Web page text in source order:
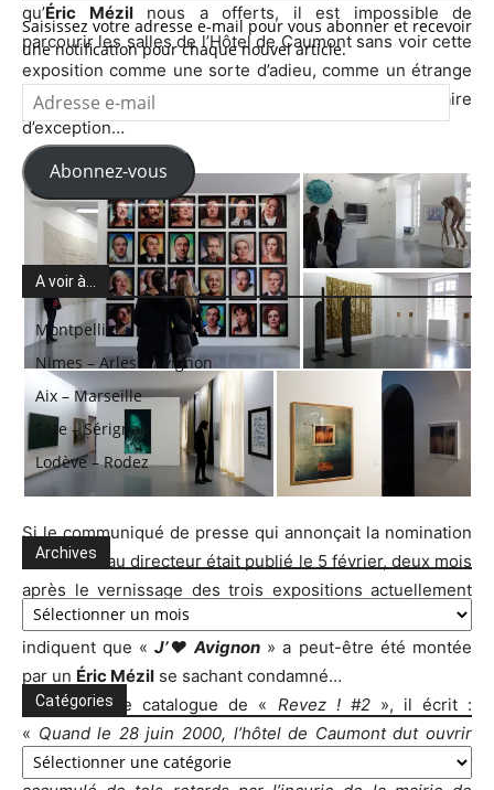
qu’Éric Mézilnous a offerts, il est impossible de
parcourir les salles de l’Hôtel de Caumont sans voir cette
exposition comme une sorte d’adieu, comme un étrange
« testament » de ce directeur et commissaire
d’exception…
Si le communiqué de presse qui annonçait la nomination
d’un nouveau directeur était publié le 5 février, deux mois
après le vernissage des trois expositions actuellement
présentées à laCollection Lambert
, plusieurs indices
indiquent que « J’♥ Avignon » a peut-être été montée
par un Éric Mézil se sachant condamné…
Ainsi dans le catalogue de « Revez ! #2 », il écrit :
« Quand le 28 juin 2000, l’hôtel de Caumont dut ouvrir
ses portes, il a bien fallu avouer que les travaux avaient
Saisissez votre adresse e-mail pour vous abonner et recevoir
une notification pour chaque nouvel article.
Adresse
e-
mail
Abonnez-vous
A voir à…
Montpellier
Nimes – Arles – Avignon
Aix – Marseille
Sète – Sérignan
Lodève – Rodez
Archives
Archives
Catégories
Catégories